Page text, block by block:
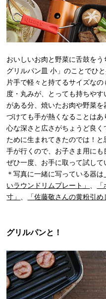
おいしいお肉と野菜に舌鼓を
グリルパン皿 小」のことでひ
片手で軽々と持てるサイズな
度・丸みが、とっても持ちや
がある分、焼いたお肉や野菜
づけても手が熱くなることは
心な深さと広さがちょうど良
ために生まれてきたのでは！
手が行くので、お子さま用にも
ぜひ一度、お手に取って試し
＊写真に一緒に写っている器は
いラウンドリムプレート」 、
寸」 、 「佐藤敬さんの黄粉引め
グリルパンと！